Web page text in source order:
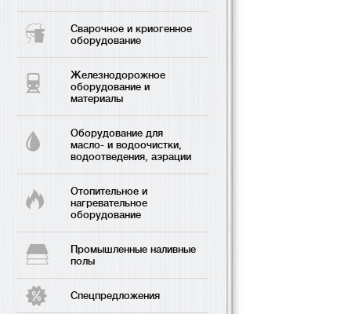
Сварочное и криогенное
оборудование
Железнодорожное
оборудование и
материалы
Оборудование для
масло- и водоочистки,
водоотведения, аэрации
Отопительное и
нагревательное
оборудование
Промышленные наливные
полы
Спецпредложения